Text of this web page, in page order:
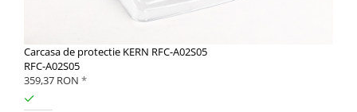
Carcasa de protectie KERN RFC-A02S05
RFC-A02S05
359,37 RON *